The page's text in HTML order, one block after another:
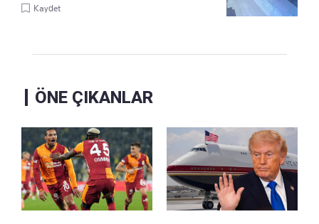
Kaydet
ÖNE ÇIKANLAR